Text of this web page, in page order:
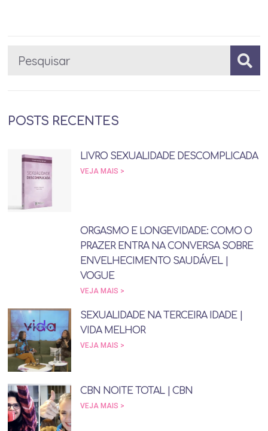
POSTS RECENTES
LIVRO SEXUALIDADE DESCOMPLICADA
VEJA MAIS >
ORGASMO E LONGEVIDADE: COMO O
PRAZER ENTRA NA CONVERSA SOBRE
ENVELHECIMENTO SAUDÁVEL |
VOGUE
VEJA MAIS >
SEXUALIDADE NA TERCEIRA IDADE |
VIDA MELHOR
VEJA MAIS >
CBN NOITE TOTAL | CBN
VEJA MAIS >